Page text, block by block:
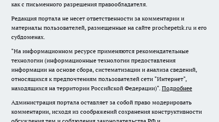
как с письменного разрешения правообладателя.
Редакция портала не несет ответственности за комментарии и
материалы пользователей, размещенные на сайте prochepetsk.ru и его
субдоменах.
"На информационном ресурсе применяются рекомендательные
технологии (информационные технологии предоставления
информации на основе сбора, систематизации и анализа сведений,
относящихся к предпочтениям пользователей сети "Интернет",
находящихся на территории Российской Федерации)". Подробнее
Администрация портала оставляет за собой право модерировать
комментарии, исходя из соображений сохранения конструктивности